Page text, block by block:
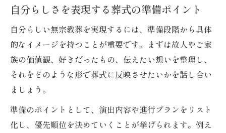
自分らしさを表現するお別れの演出術
葬式で自分らしさが伝わる演出の工夫
好きな音楽で彩るお別れの葬式空間
葬式に写真やスライドを活用する方法
メッセージカードが生む心温まる葬式時間
無宗教葬を選ぶ理由と進め方のポイント
葬式を無宗教葬にする決断の背景とは
自分らしさを表現する葬式の準備ポイント
自分らしい無宗教葬を実現するには、準備段階から具体
的なイメージを持つことが重要です。まずは故人やご家
族の価値観、好きだったもの、伝えたい想いを整理し、
それをどのような形で葬式に反映させたいかを話し合い
ましょう。
準備のポイントとして、演出内容や進行プランをリスト
化し、優先順位を決めていくことが挙げられます。例え